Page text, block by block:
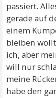
passiert.
gerade auf
einem
bleiben
ich, aber
will nur
meine
habe den